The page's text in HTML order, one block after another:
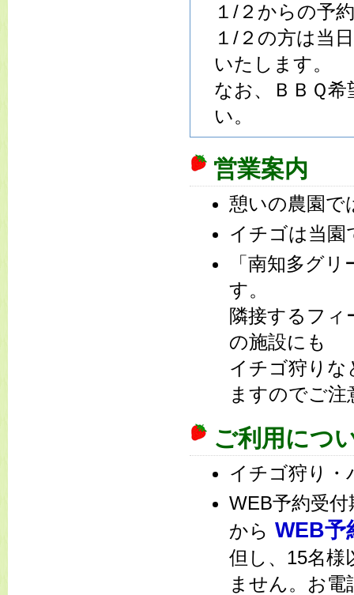
１/２からの予
１/２の方は当
いたします。
なお、ＢＢＱ
い。
営業案内
憩いの農園で
イチゴは当園
「南知多グ
す。
隣接するフ
の施設にも
イチゴ狩り
ますのでご注
ご利用につ
イチゴ狩り・
WEB予約受
から WEB
但し、15名様
ません。お